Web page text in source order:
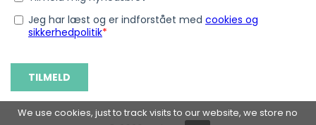
We use cookies, just to track visits to our website, we store no